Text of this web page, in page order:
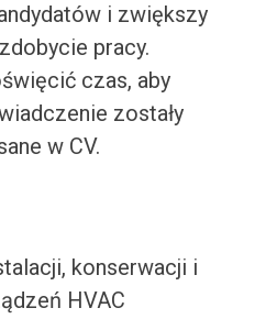
i zwiększy
pracy.
czas, aby
zostały
w CV.
konserwacji i
HVAC